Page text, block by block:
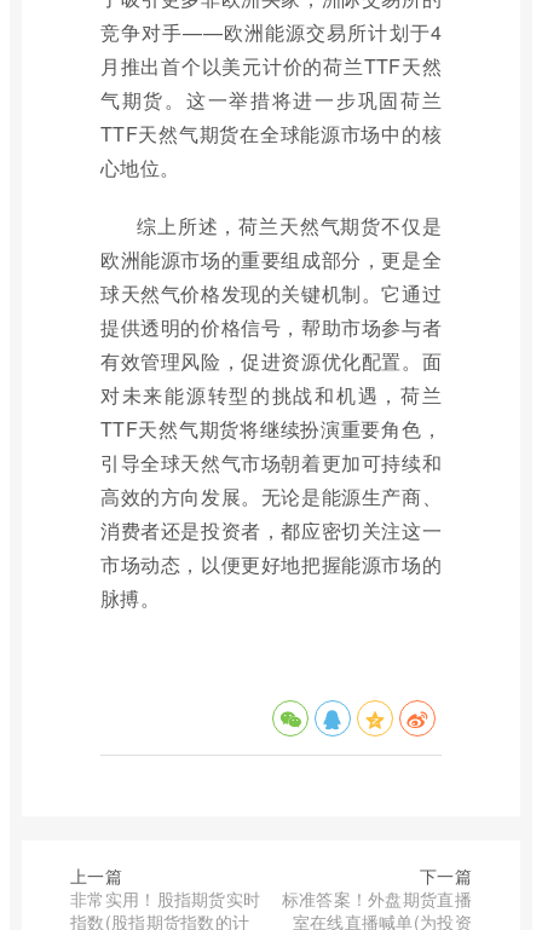
竞争对手——欧洲能源交易所计划于4
月推出首个以美元计价的荷兰TTF天然
气期货。这一举措将进一步巩固荷兰
TTF天然气期货在全球能源市场中的核
心地位。
综上所述，荷兰天然气期货不仅是
欧洲能源市场的重要组成部分，更是全
球天然气价格发现的关键机制。它通过
提供透明的价格信号，帮助市场参与者
有效管理风险，促进资源优化配置。面
对未来能源转型的挑战和机遇，荷兰
TTF天然气期货将继续扮演重要角色，
引导全球天然气市场朝着更加可持续和
高效的方向发展。无论是能源生产商、
消费者还是投资者，都应密切关注这一
市场动态，以便更好地把握能源市场的
脉搏。
上一篇
非常实用！股指期货实时
指数(股指期货指数的计
下一篇
标准答案！外盘期货直播
室在线直播喊单(为投资